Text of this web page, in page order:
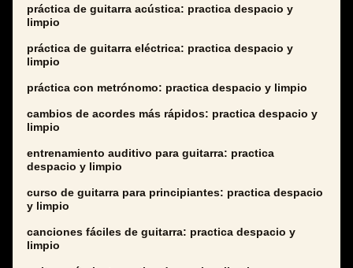
práctica de guitarra acústica: practica despacio y
limpio
práctica de guitarra eléctrica: practica despacio y
limpio
práctica con metrónomo: practica despacio y limpio
cambios de acordes más rápidos: practica despacio y
limpio
entrenamiento auditivo para guitarra: practica
despacio y limpio
curso de guitarra para principiantes: practica despacio
y limpio
canciones fáciles de guitarra: practica despacio y
limpio